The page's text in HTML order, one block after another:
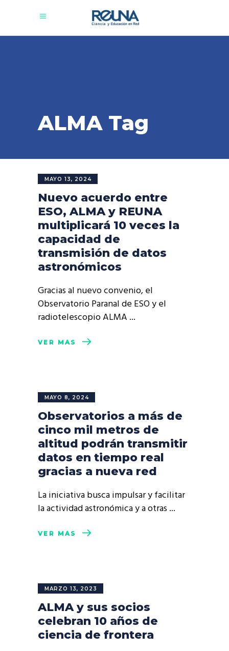
ALMA Tag
MAYO 13, 2024
Nuevo acuerdo entre
ESO, ALMA y REUNA
multiplicará 10 veces la
capacidad de
transmisión de datos
astronómicos
Gracias al nuevo convenio, el
Observatorio Paranal de ESO y el
radiotelescopio ALMA
VER MÁS
MAYO 8, 2024
Observatorios a más de
cinco mil metros de
altitud podrán transmitir
datos en tiempo real
gracias a nueva red
La iniciativa busca impulsar y facilitar
la actividad astronómica y a otras
VER MÁS
MARZO 13, 2023
ALMA y sus socios
celebran 10 años de
ciencia de frontera